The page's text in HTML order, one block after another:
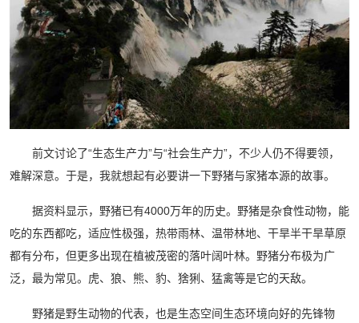
前文讨论了“生态生产力”与“社会生产力”，不少人仍不得要领，
难解深意。于是，我就想起有必要讲一下野猪与家猪本源的故事。
据资料显示，野猪已有4000万年的历史。野猪是杂食性动物，能
吃的东西都吃，适应性极强，热带雨林、温带林地、干旱半干旱草原
都有分布，但更多出现在植被茂密的落叶阔叶林。野猪分布极为广
泛，最为常见。虎、狼、熊、豹、猞猁、猛禽等是它的天敌。
野猪是野生动物的代表，也是生态空间生态环境向好的先锋物